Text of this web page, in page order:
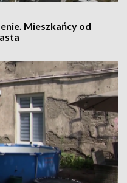
Mieszkańcy od